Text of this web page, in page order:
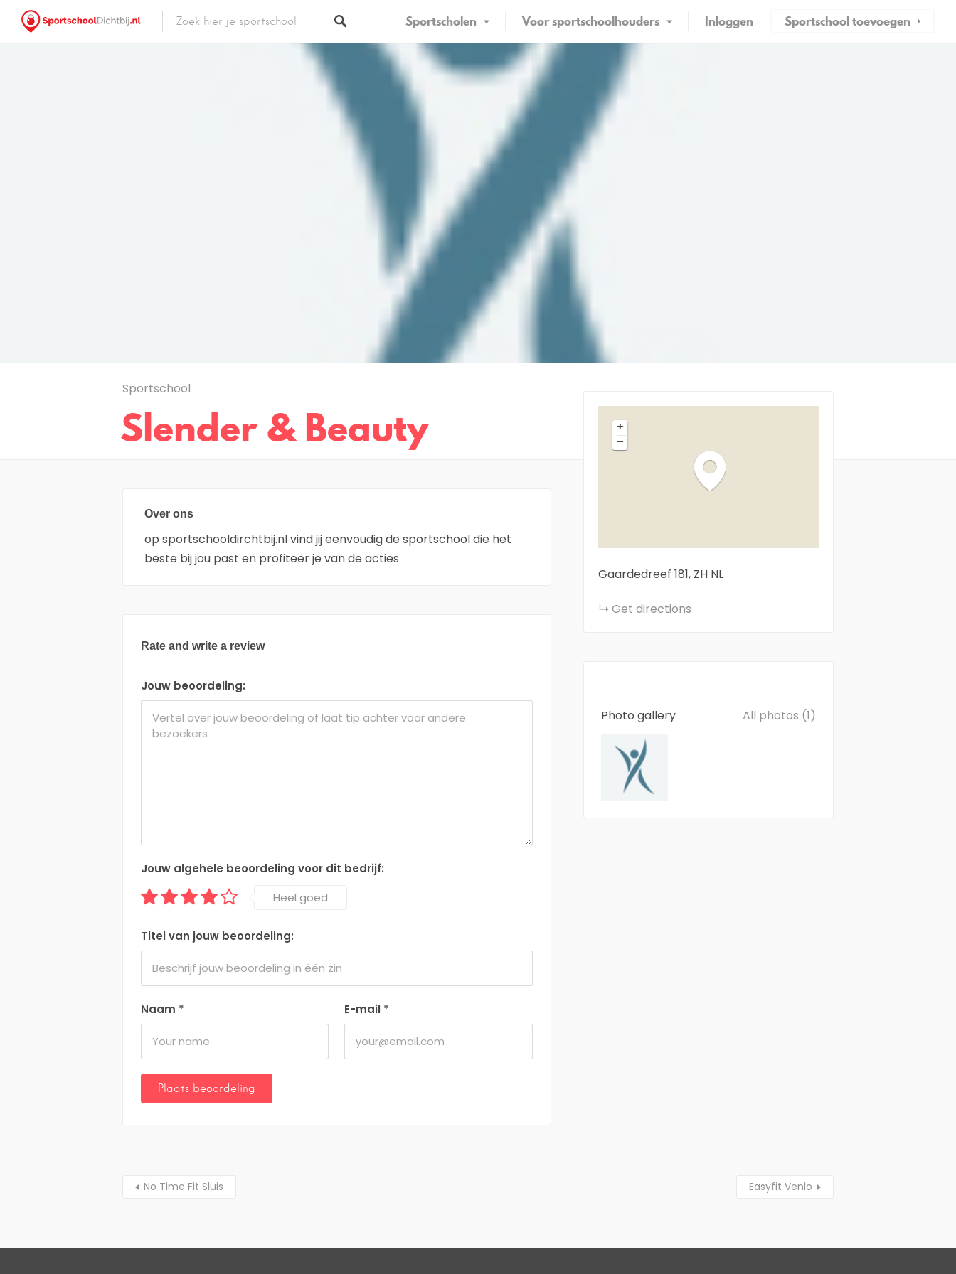
Sportscholen Voor sportschoolhouders Inloggen Sportschool toevoegen
Sportschool
Slender & Beauty
Over ons
op sportschooldirchtbij.nl vind jij eenvoudig de sportschool die het
beste bij jou past en profiteer je van de acties
Rate and write a review
Jouw beoordeling:
Naam * E-mail *
Jouw algehele beoordeling voor dit bedrijf:
Heel goed
Titel van jouw beoordeling:
+
−
Gaardedreef 181 ZH NL
Get directions
Photo gallery All photos (1)
No Time Fit Sluis Easyfit Venlo